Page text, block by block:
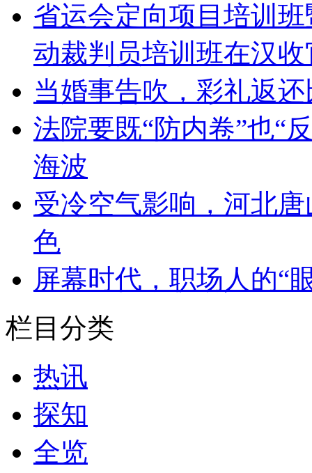
省运会定向项目培训
动裁判员培训班在汉收
当婚事告吹，彩礼返
法院要既“防内卷”也“
海波
受冷空气影响，河北
色
屏幕时代，职场人的“
栏目分类
热讯
探知
全览